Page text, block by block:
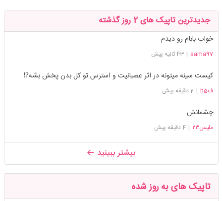
جدیدترین تاپیک های 2 روز گذشته
خواب بابام رو دیدم
sama97
| 43 ثانیه پیش
کیست سینه میتونه در اثر عصبانیت و استرس تو کل بدن پخش بشه⁉️
فh5 | 2 دقیقه پیش
چشمانش
ملیس۲۳ | 4 دقیقه پیش
بیشتر ببینید
تاپیک های به روز شده